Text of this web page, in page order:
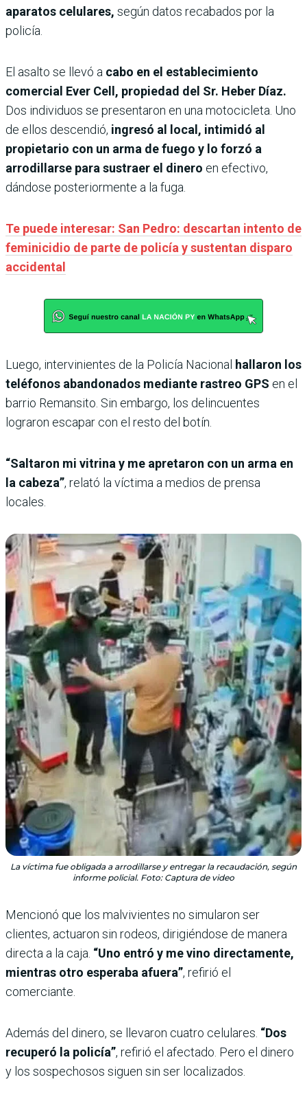
aparatos celulares, según datos recabados por la
policía.
El asalto se llevó a cabo en el establecimiento
comercial Ever Cell, propiedad del Sr. Heber Díaz.
Dos individuos se presentaron en una motocicleta. Uno
de ellos descendió, ingresó al local, intimidó al
propietario con un arma de fuego y lo forzó a
arrodillarse para sustraer el dinero en efectivo,
dándose posteriormente a la fuga.
Te puede interesar: San Pedro: descartan intento de
feminicidio de parte de policía y sustentan disparo
accidental
Luego, intervinientes de la Policía Nacional hallaron los
teléfonos abandonados mediante rastreo GPS en el
barrio Remansito. Sin embargo, los delincuentes
lograron escapar con el resto del botín.
“Saltaron mi vitrina y me apretaron con un arma en
la cabeza”, relató la víctima a medios de prensa
locales.
La víctima fue obligada a arrodillarse y entregar la recaudación, según
informe policial. Foto: Captura de video
Mencionó que los malvivientes no simularon ser
clientes, actuaron sin rodeos, dirigiéndose de manera
directa a la caja. “Uno entró y me vino directamente,
mientras otro esperaba afuera”, refirió el
comerciante.
Además del dinero, se llevaron cuatro celulares. “Dos
recuperó la policía”, refirió el afectado. Pero el dinero
y los sospechosos siguen sin ser localizados.